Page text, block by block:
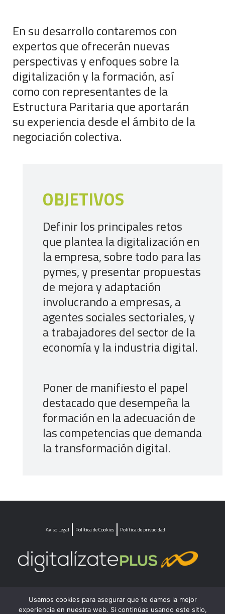
En su desarrollo contaremos con
expertos que ofrecerán nuevas
perspectivas y enfoques sobre la
digitalización y la formación, así
como con representantes de la
Estructura Paritaria que aportarán
su experiencia desde el ámbito de la
negociación colectiva.
OBJETIVOS
Definir los principales retos
que plantea la digitalización en
la empresa, sobre todo para las
pymes, y presentar propuestas
de mejora y adaptación
involucrando a empresas, a
agentes sociales sectoriales, y
a trabajadores del sector de la
economía y la industria digital.
Poner de manifiesto el papel
destacado que desempeña la
formación en la adecuación de
las competencias que demanda
la transformación digital.
Aviso Legal Política de Cookies Política de privacidad
https://YouTube
Twitter
Usamos cookies para asegurar que te damos la mejor
experiencia en nuestra web. Si continúas usando este sitio,